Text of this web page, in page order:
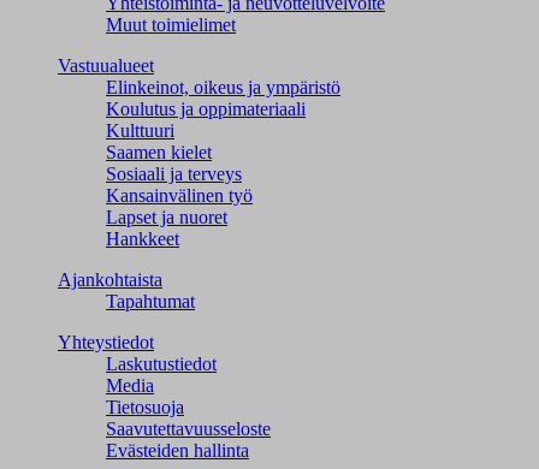
Muut toimielimet
Vastuualueet
Elinkeinot, oikeus ja ympäristö
Koulutus ja oppimateriaali
Kulttuuri
Saamen kielet
Sosiaali ja terveys
Kansainvälinen työ
Lapset ja nuoret
Hankkeet
Ajankohtaista
Tapahtumat
Yhteystiedot
Laskutustiedot
Media
Tietosuoja
Saavutettavuusseloste
Evästeiden hallinta